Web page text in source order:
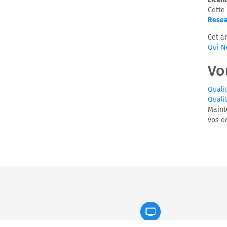
Cet
Oui
vos